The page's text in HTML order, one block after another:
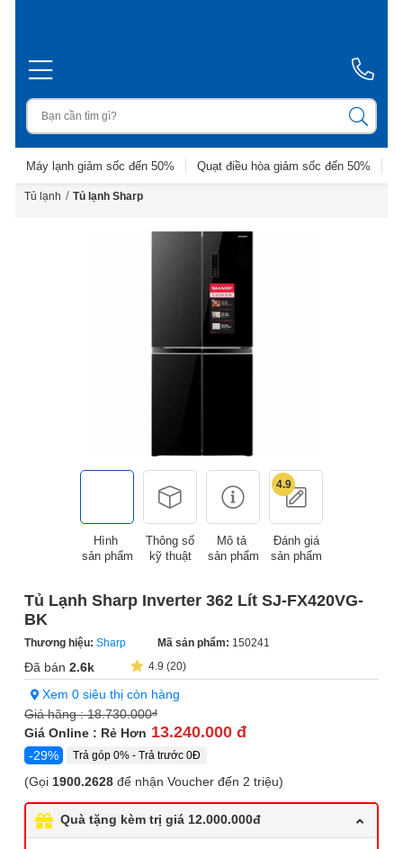
Máy lạnh giảm sốc đến 50% Quạt điều hòa giảm sốc đến 50%
Tủ lạnh / Tủ lạnh Sharp
Hình
sản phẩm
Thông số
kỹ thuật
Mô tả
sản phẩm
4.9
Đánh giá
sản phẩm
Tủ Lạnh Sharp Inverter 362 Lít SJ-FX420VG-
BK
Thương hiệu: Sharp Mã sản phẩm: 150241
Đã bán 2.6k 4.9 (20)
Xem 0 siêu thị còn hàng
Giá hãng :18.730.000đ
Giá Online : Rẻ Hơn 13.240.000 đ
-29% Trả góp 0% - Trả trước 0Đ
(Gọi 1900.2628 để nhận Voucher đến 2 triệu)
Quà tặng kèm trị giá 12.000.000đ